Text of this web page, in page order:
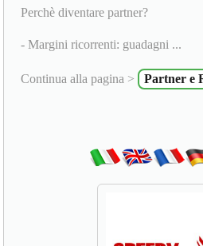
Perchè diventare partner?
- Margini ricorrenti: guadagni ...
Continua alla pagina > Partner e